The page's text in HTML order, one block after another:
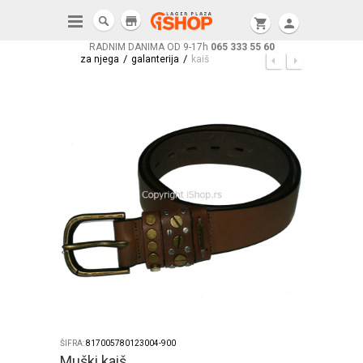
RADNIM DANIMA OD 9-17h 065 333 55 60
shopping_cart person
store
za njega / galanterija / kaiš
ŠIFRA:817005780123004-900